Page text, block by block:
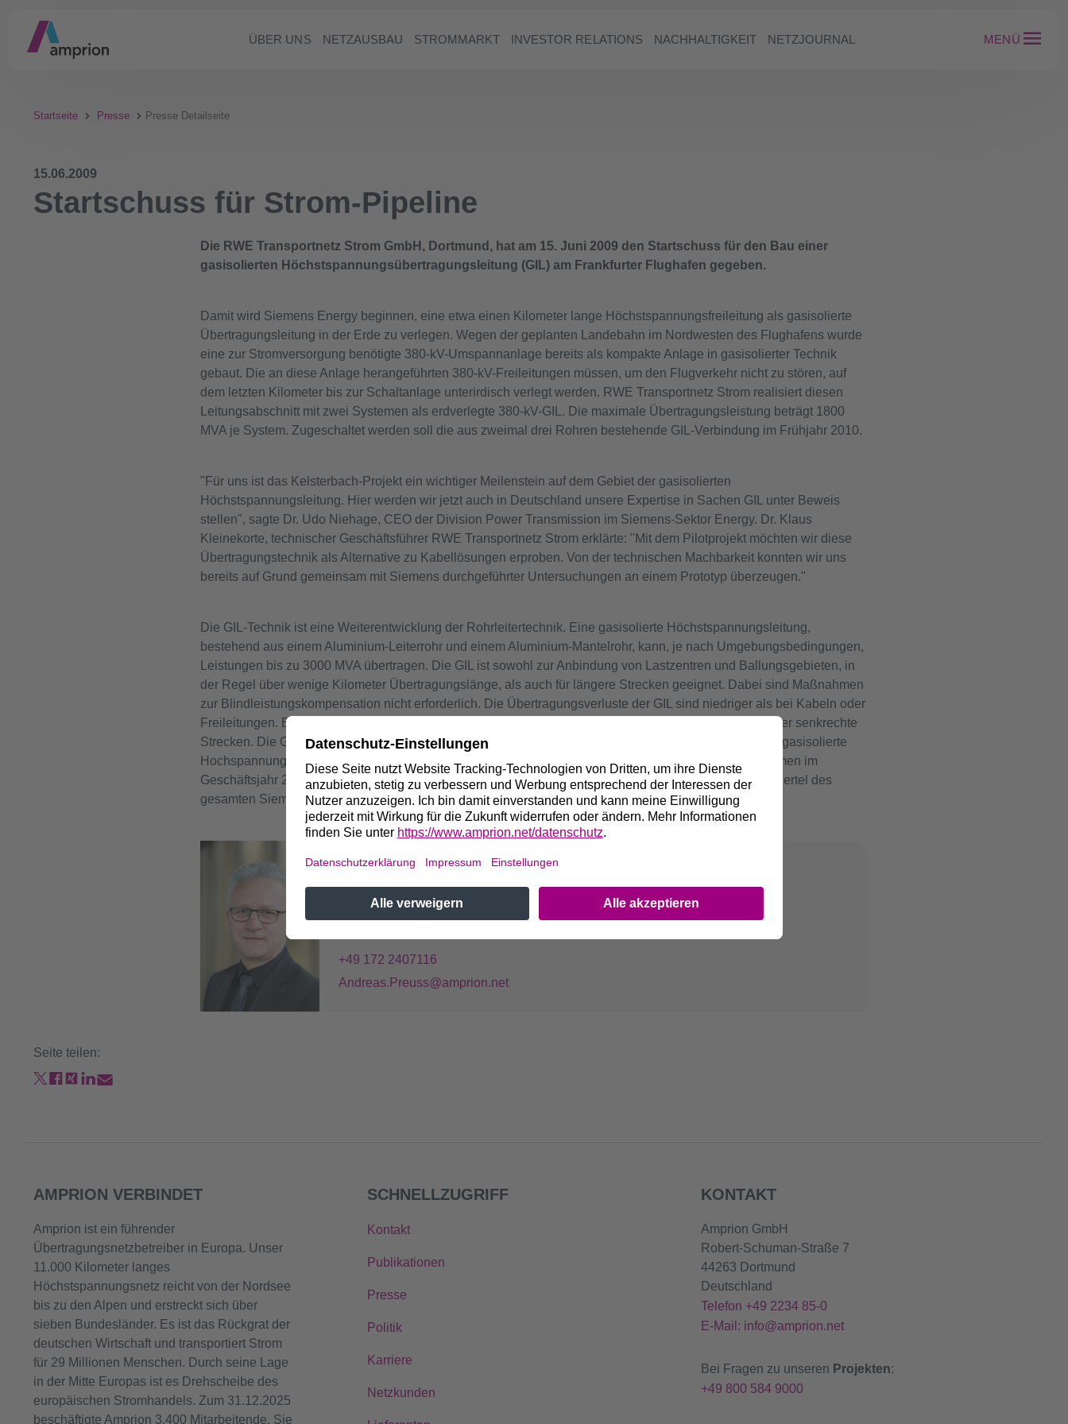
ÜBER UNS NETZAUSBAU STROMMARKT INVESTOR RELATIONS NACHHALTIGKEIT NETZJOURNAL MENÜ
Startseite Presse Presse Detailseite
15.06.2009
Startschuss für Strom-Pipeline
Die RWE Transportnetz Strom GmbH, Dortmund, hat am 15. Juni 2009 den Startschuss für den Bau einer
gasisolierten Höchstspannungsübertragungsleitung (GIL) am Frankfurter Flughafen gegeben.
Damit wird Siemens Energy beginnen, eine etwa einen Kilometer lange Höchstspannungsfreileitung als gasisolierte
Übertragungsleitung in der Erde zu verlegen. Wegen der geplanten Landebahn im Nordwesten des Flughafens wurde
eine zur Stromversorgung benötigte 380-kV-Umspannanlage bereits als kompakte Anlage in gasisolierter Technik
gebaut. Die an diese Anlage herangeführten 380-kV-Freileitungen müssen, um den Flugverkehr nicht zu stören, auf
dem letzten Kilometer bis zur Schaltanlage unterirdisch verlegt werden. RWE Transportnetz Strom realisiert diesen
Leitungsabschnitt mit zwei Systemen als erdverlegte 380-kV-GIL. Die maximale Übertragungsleistung beträgt 1800
MVA je System. Zugeschaltet werden soll die aus zweimal drei Rohren bestehende GIL-Verbindung im Frühjahr 2010.
"Für uns ist das Kelsterbach-Projekt ein wichtiger Meilenstein auf dem Gebiet der gasisolierten
Höchstspannungsleitung. Hier werden wir jetzt auch in Deutschland unsere Expertise in Sachen GIL unter Beweis
stellen", sagte Dr. Udo Niehage, CEO der Division Power Transmission im Siemens-Sektor Energy. Dr. Klaus
Kleinekorte, technischer Geschäftsführer RWE Transportnetz Strom erklärte: "Mit dem Pilotprojekt möchten wir diese
Übertragungstechnik als Alternative zu Kabellösungen erproben. Von der technischen Machbarkeit konnten wir uns
bereits auf Grund gemeinsam mit Siemens durchgeführter Untersuchungen an einem Prototyp überzeugen."
Die GIL-Technik ist eine Weiterentwicklung der Rohrleitertechnik. Eine gasisolierte Höchstspannungsleitung,
bestehend aus einem Aluminium-Leiterrohr und einem Aluminium-Mantelrohr, kann, je nach Umgebungsbedingungen,
Leistungen bis zu 3000 MVA übertragen. Die GIL ist sowohl zur Anbindung von Lastzentren und Ballungsgebieten, in
der Regel über wenige Kilometer Übertragungslänge, als auch für längere Strecken geeignet. Dabei sind Maßnahmen
zur Blindleistungskompensation nicht erforderlich. Die Übertragungsverluste der GIL sind niedriger als bei Kabeln oder
Freileitungen. Es kann so gut wie jede Trassenführung verwirklicht werden, selbst große Steigungen oder senkrechte
Strecken. Die GIL-Technik bietet sich für die Verlegung in der Erde oder im Tunnel an. Energieeffiziente gasisolierte
Hochspannungsübertragungsleitungen sind Teil des Siemens-Umweltportfolios, mit dem das Unternehmen im
Geschäftsjahr 2008 einen Umsatz von knapp 19 Mrd. EUR erwirtschaftete. Das entspricht rund einem Viertel des
gesamten Siemens-Umsatzes.
Dr. Andreas Preuß
+49 172 2407116
Andreas.Preuss@amprion.net
Seite teilen:
AMPRION VERBINDET
Amprion ist ein führender
Übertragungsnetzbetreiber in Europa. Unser
11.000 Kilometer langes
Höchstspannungsnetz reicht von der Nordsee
bis zu den Alpen und erstreckt sich über
sieben Bundesländer. Es ist das Rückgrat der
deutschen Wirtschaft und transportiert Strom
für 29 Millionen Menschen. Durch seine Lage
in der Mitte Europas ist es Drehscheibe des
europäischen Stromhandels. Zum 31.12.2025
beschäftigte Amprion 3.400 Mitarbeitende. Sie
SCHNELLZUGRIFF
Kontakt
Publikationen
Presse
Politik
Karriere
Netzkunden
KONTAKT
Amprion GmbH
Robert-Schuman-Straße 7
44263 Dortmund
Deutschland
Telefon +49 2234 85-0
E-Mail: info@amprion.net
Bei Fragen zu unseren Projekten:
+49 800 584 9000